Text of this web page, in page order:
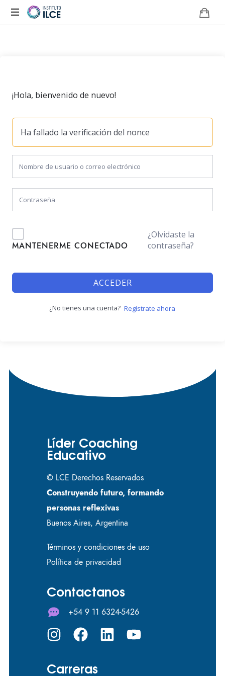
¡Hola, bienvenido de nuevo!
Ha fallado la verificación del nonce
MANTENERME CONECTADO
¿Olvidaste la
contraseña?
ACCEDER
¿No tienes una cuenta? Regístrate ahora
Líder Coaching
Educativo
© LCE Derechos Reservados
Construyendo futuro, formando
personas reflexivas
Buenos Aires, Argentina
Términos y condiciones de uso
Política de privacidad
Contactanos
+54 9 11 6324-5426
Carreras